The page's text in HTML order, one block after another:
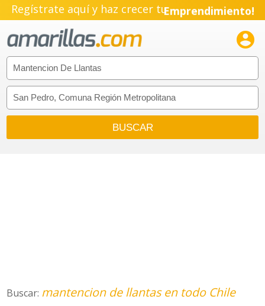
Regístrate aquí y haz crecer tuEmprendimiento!

Buscar: mantencion de llantas en todo Chile